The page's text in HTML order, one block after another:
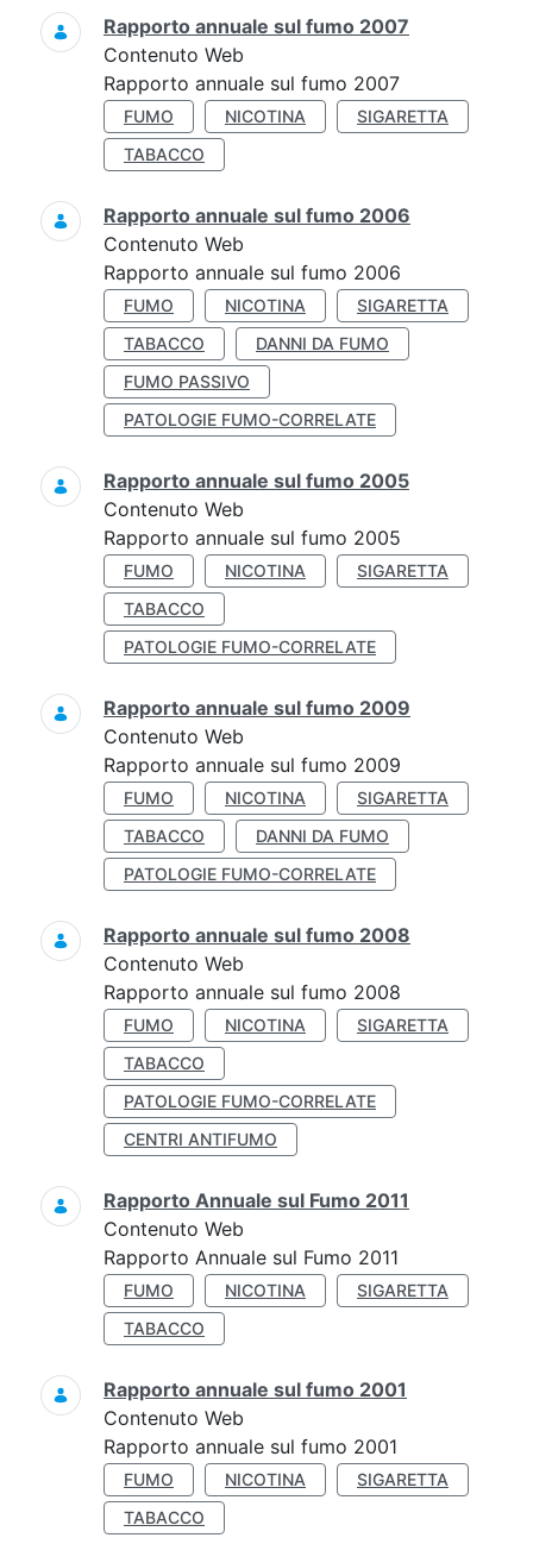
Rapporto annuale sul fumo 2007
Contenuto Web
Rapporto annuale sul fumo 2007
FUMO NICOTINA
SIGARETTA
TABACCO
Rapporto annuale sul fumo 2006
Contenuto Web
Rapporto annuale sul fumo 2006
FUMO NICOTINA
SIGARETTA
TABACCO
DANNI DA FUMO
FUMO PASSIVO
PATOLOGIE FUMO-CORRELATE
Rapporto annuale sul fumo 2005
Contenuto Web
Rapporto annuale sul fumo 2005
FUMO NICOTINA
SIGARETTA
TABACCO
PATOLOGIE FUMO-CORRELATE
Rapporto annuale sul fumo 2009
Contenuto Web
Rapporto annuale sul fumo 2009
FUMO NICOTINA
SIGARETTA
TABACCO
DANNI DA FUMO
PATOLOGIE FUMO-CORRELATE
Rapporto annuale sul fumo 2008
Contenuto Web
Rapporto annuale sul fumo 2008
FUMO NICOTINA
SIGARETTA
TABACCO
PATOLOGIE FUMO-CORRELATE
CENTRI ANTIFUMO
Rapporto Annuale sul Fumo 2011
Contenuto Web
Rapporto Annuale sul Fumo 2011
FUMO NICOTINA
SIGARETTA
TABACCO
Rapporto annuale sul fumo 2001
Contenuto Web
Rapporto annuale sul fumo 2001
FUMO NICOTINA
SIGARETTA
TABACCO